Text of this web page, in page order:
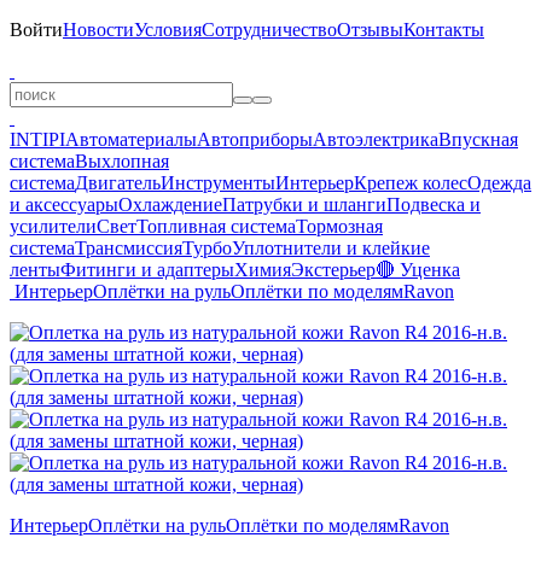
ВойтиНовостиУсловияСотрудничествоОтзывыКонтакты
INTIPIАвтоматериалыАвтоприборыАвтоэлектрикаВпускная
системаВыхлопная
системаДвигательИнструментыИнтерьерКрепеж колесОдежда
и аксессуарыОхлаждениеПатрубки и шлангиПодвеска и
усилителиСветТопливная системаТормозная
системаТрансмиссияТурбоУплотнители и клейкие
лентыФитинги и адаптерыХимияЭкстерьер🔴 Уценка
ИнтерьерОплётки на рульОплётки по моделямRavon
ИнтерьерОплётки на рульОплётки по моделямRavon